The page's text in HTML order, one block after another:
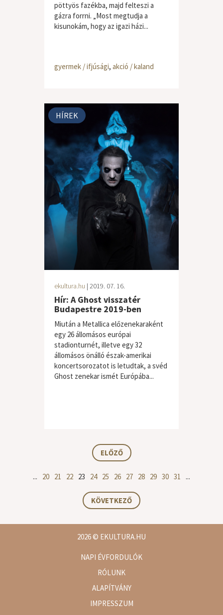
pöttyös fazékba, majd felteszi a
gázra forrni. „Most megtudja a
kisunokám, hogy az igazi házi...
gyermek / ifjúsági, akció / kaland
HÍREK
ekultura.hu | 2019. 07. 16.
Hír: A Ghost visszatér
Budapestre 2019-ben
Miután a Metallica előzenekaraként
egy 26 állomásos európai
stadionturnét, illetve egy 32
állomásos önálló észak-amerikai
koncertsorozatot is letudtak, a svéd
Ghost zenekar ismét Európába...
ELŐZŐ
... 20 21 22 23 24 25 26 27 28 29 30 31 ...
KÖVETKEZŐ
2026© EKULTURA.HU
NAPI ÉVFORDULÓK
RÓLUNK
ALAPÍTVÁNY
IMPRESSZUM